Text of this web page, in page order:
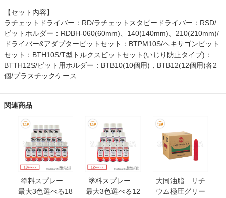
【セット内容】
ラチェットドライバー：RD/ラチェットスタビードライバー：RSD/
ビットホルダー：RDBH-060(60mm)、140(140mm)、210(210mm)/
ドライバー&アダプタービットセット：BTPM10S/ヘキサゴンビット
セット：BTH10S/T型トルクスビットセット(いじり防止タイプ)：
BTTH12S/ビット用ホルダー：BTB10(10個用)，BTB12(12個用)各2
個/プラスチックケース
関連商品
塗料スプレー
最大3色選べる18
塗料スプレー
最大3色選べる12
大同油脂 リチ
ウム極圧グリー